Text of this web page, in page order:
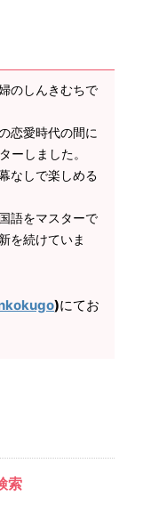
のしんきむちで
恋愛時代の間に
ーしました。
なしで楽しめる
語をマスターで
を続けていま
)にてお
索